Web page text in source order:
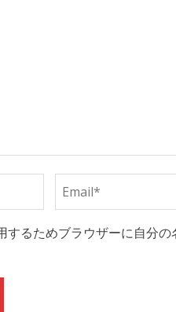
するためブラウザーに自分